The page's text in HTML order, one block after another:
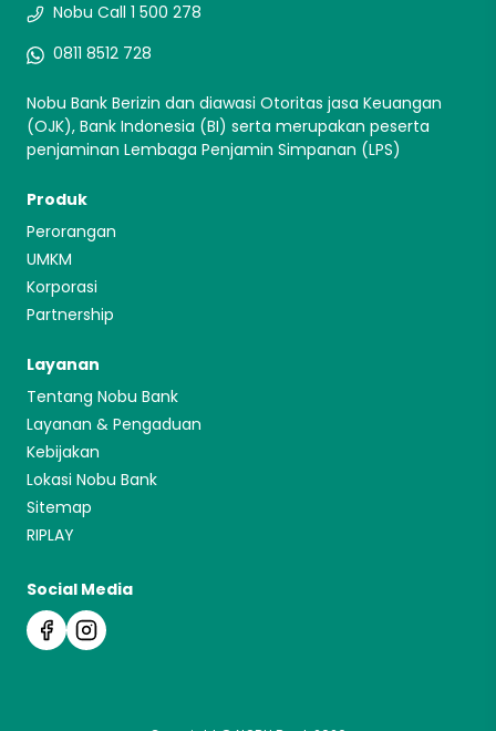
Nobu Call 1 500 278
0811 8512 728
Nobu Bank Berizin dan diawasi Otoritas jasa Keuangan
(OJK), Bank Indonesia (BI) serta merupakan peserta
penjaminan Lembaga Penjamin Simpanan (LPS)
Produk
Perorangan
UMKM
Korporasi
Partnership
Layanan
Tentang Nobu Bank
Layanan & Pengaduan
Kebijakan
Lokasi Nobu Bank
Sitemap
RIPLAY
Social Media